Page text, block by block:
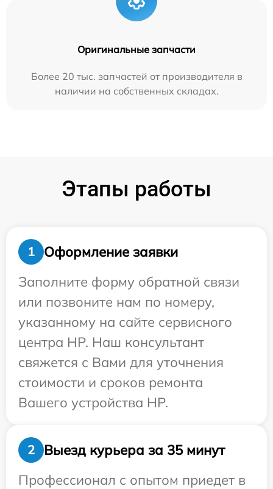
Оригинальные запчасти
Более 20 тыс. запчастей от производителя в
наличии на собственных складах.
Этапы работы
1
Оформление заявки
Заполните форму обратной связи
или позвоните нам по номеру,
указанному на сайте сервисного
центра HP. Наш консультант
свяжется с Вами для уточнения
стоимости и сроков ремонта
Вашего устройства HP.
2
Выезд курьера за 35 минут
Профессионал с опытом приедет в